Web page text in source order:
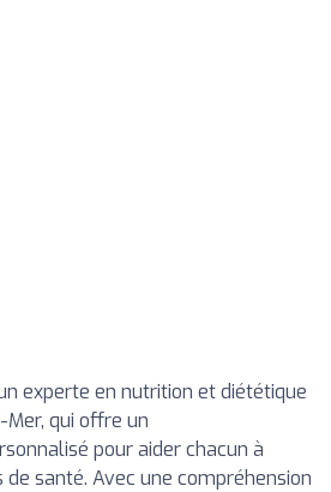
experte en nutrition et diététique
Mer, qui offre un
pour aider chacun à
santé. Avec une compréhension